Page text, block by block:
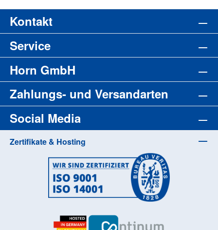
Kontakt
Service
Horn GmbH
Zahlungs- und Versandarten
Social Media
Zertifikate & Hosting